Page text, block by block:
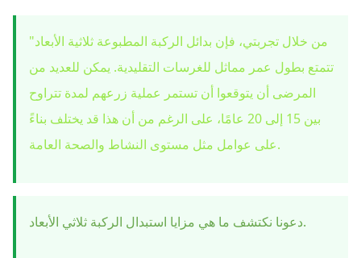
"من خلال تجربتي، فإن بدائل الركبة المطبوعة ثلاثية الأبعاد
تتمتع بطول عمر مماثل للغرسات التقليدية. يمكن للعديد من
المرضى أن يتوقعوا أن تستمر عملية زرعهم لمدة تتراوح
بين 15 إلى 20 عامًا، على الرغم من أن هذا قد يختلف بناءً
على عوامل مثل مستوى النشاط والصحة العامة.
دعونا نكتشف ما هي مزايا استبدال الركبة ثلاثي الأبعاد.